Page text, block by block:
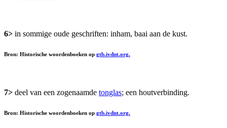
6> in sommige oude geschriften: inham, baai aan de kust.
Bron: Historische woordenboeken op gtb.ivdnt.org.
7> deel van een zogenaamde tonglas; een houtverbinding.
Bron: Historische woordenboeken op gtb.ivdnt.org.